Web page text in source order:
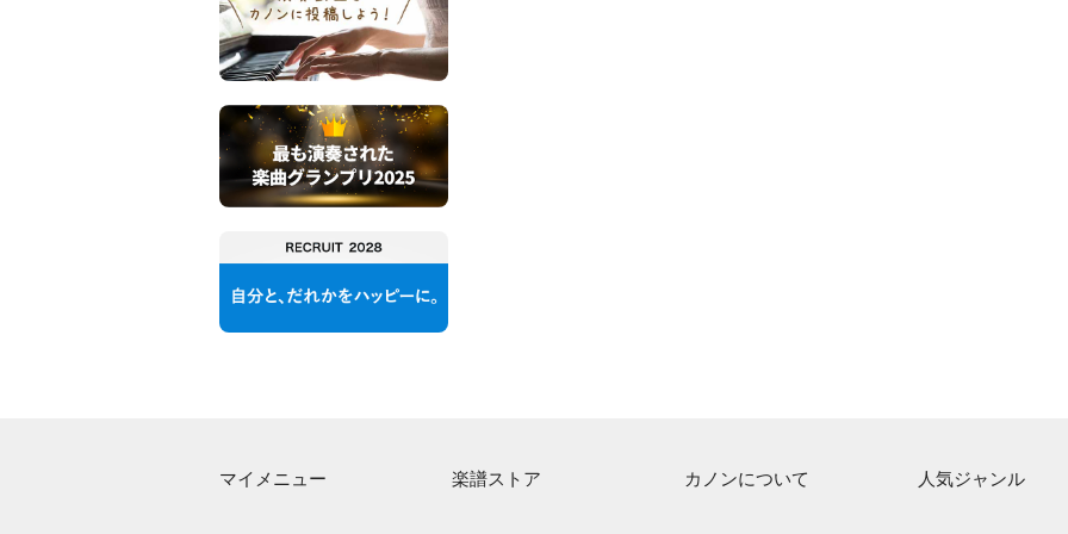
マイメニュー 楽譜ストア カノンについて 人気ジャンル